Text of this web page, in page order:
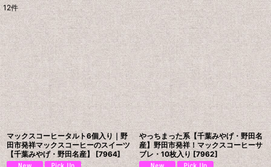
表示数
並び順 :
絞り込む
12件
マックスコーヒータルト6個入り｜野
田市発祥マックスコーヒーのスイーツ
【千葉みやげ・野田名産】 [7964]
やっちまった系【千葉みやげ・野田名
産】野田市発祥！マックスコーヒーサ
ブレ・10枚入り [7962]